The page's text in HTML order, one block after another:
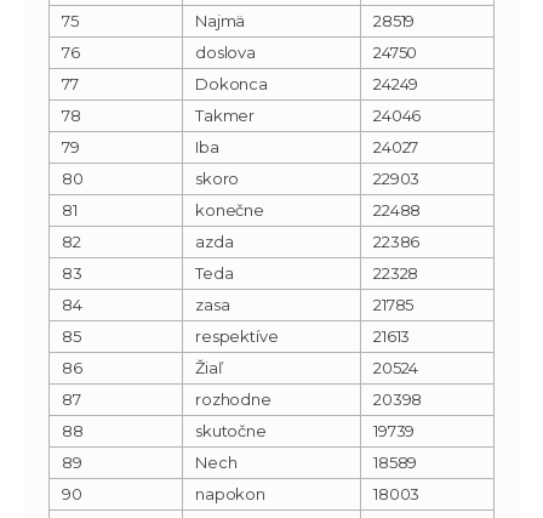
75
Najmä
28519
76
doslova
24750
77
Dokonca
24249
78
Takmer
24046
79
Iba
24027
80
skoro
22903
81
konečne
22488
82
azda
22386
83
Teda
22328
84
zasa
21785
85
respektíve
21613
86
Žiaľ
20524
87
rozhodne
20398
88
skutočne
19739
89
Nech
18589
90
napokon
18003